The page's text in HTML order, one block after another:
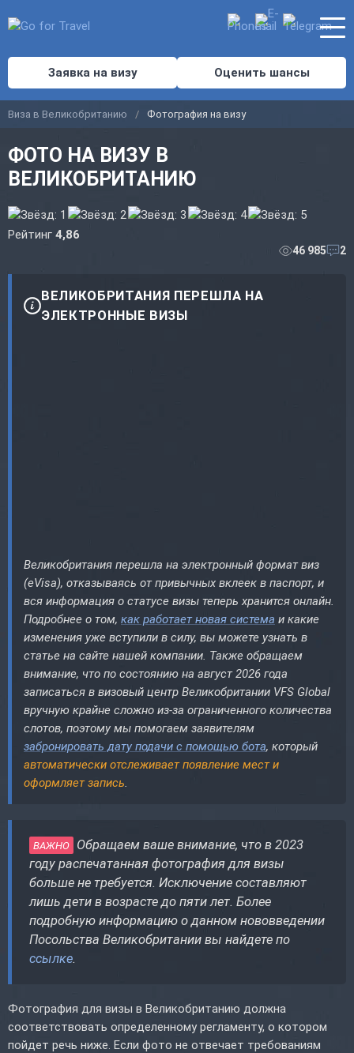
Заявка на визу Оценить шансы
Виза в Великобританию Фотография на визу
ФОТО НА ВИЗУ В
ВЕЛИКОБРИТАНИЮ
Рейтинг 4,86
46 985 2
ВЕЛИКОБРИТАНИЯ ПЕРЕШЛА НА
ЭЛЕКТРОННЫЕ ВИЗЫ
Великобритания перешла на электронный формат виз
(eVisa), отказываясь от привычных вклеек в паспорт, и
вся информация о статусе визы теперь хранится онлайн.
Подробнее о том, как работает новая система и какие
изменения уже вступили в силу, вы можете узнать в
статье на сайте нашей компании. Также обращаем
внимание, что по состоянию на август 2026 года
записаться в визовый центр Великобритании VFS Global
вручную крайне сложно из-за ограниченного количества
слотов, поэтому мы помогаем заявителям
забронировать дату подачи с помощью бота, который
автоматически отслеживает появление мест и
оформляет запись
ВАЖНО Обращаем ваше внимание, что в 2023
году распечатанная фотография для визы
больше не требуется. Исключение составляют
лишь дети в возрасте до пяти лет. Более
подробную информацию о данном нововведении
Посольства Великобритании вы найдете по
ссылке.
Фотография для визы в Великобританию должна
соответствовать определенному регламенту, о котором
пойдет речь ниже. Если фото не отвечает требованиям